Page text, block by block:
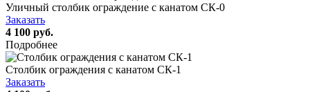
Уличный столбик ограждение с канатом СК-0
Заказать
4 100 руб.
Подробнее
Столбик ограждения с канатом СК-1
Заказать